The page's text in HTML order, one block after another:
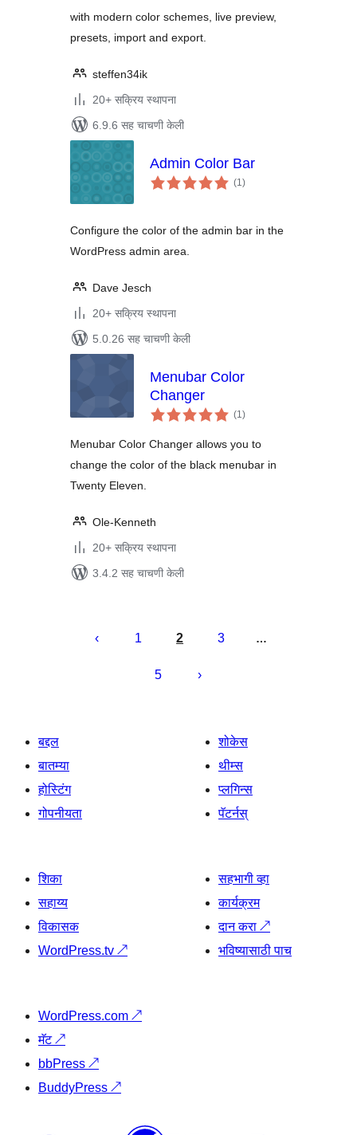
with modern color schemes, live preview,
presets, import and export.
steffen34ik
20+ सक्रिय स्थापना
6.9.6 सह चाचणी केली
Admin Color Bar
(1एकूण
मूल्यांकन
)
Configure the color of the admin bar in the
WordPress admin area.
Dave Jesch
20+ सक्रिय स्थापना
5.0.26 सह चाचणी केली
Menubar Color
Changer
(1एकूण
मूल्यांकन
)
Menubar Color Changer allows you to
change the color of the black menubar in
Twenty Eleven.
Ole-Kenneth
20+ सक्रिय स्थापना
3.4.2 सह चाचणी केली
पृष्ठांकन
1 2 3 …
5
बद्दल
बातम्या
होस्टिंग
गोपनीयता
शोकेस
थीम्स
प्लगिन्स
पॅटर्नस्
शिका
सहाय्य
विकासक
WordPress.tv ↗
सहभागी व्हा
कार्यक्रम
दान करा ↗
भविष्यासाठी पाच
WordPress.com ↗
मॅट↗
bbPress ↗
BuddyPress ↗